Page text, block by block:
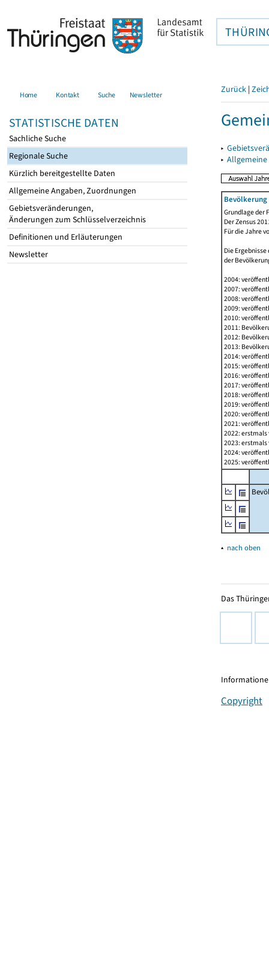
Home Kontakt Suche Newsletter
STATISTISCHE DATEN
Sachliche Suche
Regionale Suche
Kürzlich bereitgestellte Daten
Allgemeine Angaben, Zuordnungen
Gebietsveränderungen,
Änderungen zum Schlüsselverzeichnis
Definitionen und Erläuterungen
Newsletter
Zurück |
▸
▸
Grundlage der
Der Zensus
Für die Jahre
Die
der
2004:
2007:
2008:
2009:
2010:
2011:
2012:
2013:
2014:
2015:
2016:
2017:
2018:
2019:
2020:
2021:
2022:
2023:
2024:
2025:
▴ nach oben
Das
Copyright